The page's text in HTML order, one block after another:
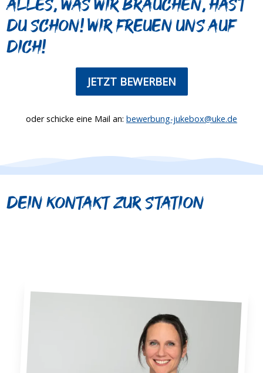
Alles, was wir brauchen, hast
du schon! Wir freuen uns auf
dich!
JETZT BEWERBEN
oder schicke eine Mail an: bewerbung-jukebox@uke.de
Dein Kontakt zur Station